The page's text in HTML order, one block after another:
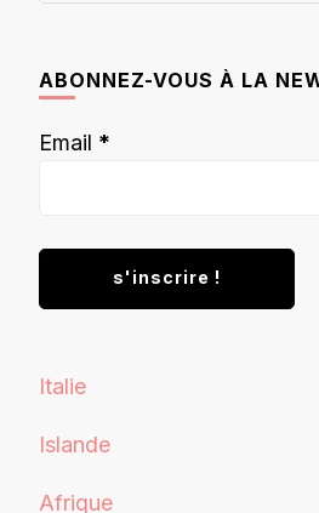
ABONNEZ-VOUS À LA
Email *
Italie
Islande
Afrique